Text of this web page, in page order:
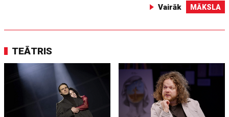
Vairāk MĀKSLA
TEĀTRIS